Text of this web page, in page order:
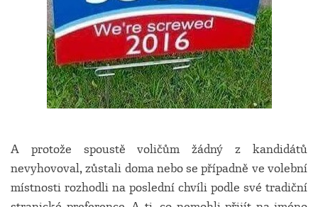
A protože spoustě voličům žádný z kandidátů
nevyhovoval, zůstali doma nebo se případně ve volební
místnosti rozhodli na poslední chvíli podle své tradiční